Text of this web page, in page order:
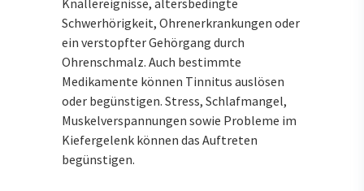
Knallereignisse, altersbedingte
Schwerhörigkeit, Ohrenerkrankungen oder
ein verstopfter Gehörgang durch
Ohrenschmalz. Auch bestimmte
Medikamente können Tinnitus auslösen
oder begünstigen. Stress, Schlafmangel,
Muskelverspannungen sowie Probleme im
Kiefergelenk können das Auftreten
begünstigen.